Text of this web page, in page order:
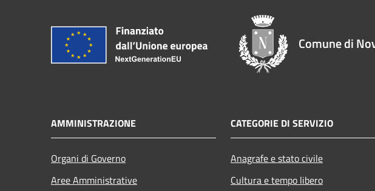
Comune di
AMMINISTRAZIONE
Organi di Governo
Aree Amministrative
CATEGORIE DI SERVIZIO
Anagrafe e stato civile
Cultura e tempo libero